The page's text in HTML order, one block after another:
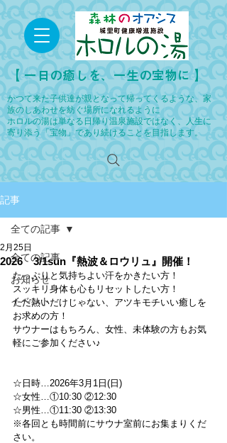
​【 一日の癒しを、一生の宝物に 】
かつて来た子供達が親となって帰ってくるような、家
族のしあわせを紡ぐ場所になれるように
ホロルの湯は単なる日帰り温泉施設ではなく、人生に
寄り添う「宝物」であり続けることを目指します。
記事
全ての記事
お知らせ
イベント
全ての記事
2026 3/1sun『熱波＆ロウリュ』開催！
2月25日
たっぷりと気持ちよい汗をかきたい方！
スッキリ身体も心もリセットしたい方！
ただ熱いだけじゃない、アツキモチいい癒しを
お求めの方！
サウナーはもちろん、女性、未体験の方もお気
軽にご参加ください♪
☆日時…2026年3月1日(日)
☆女性…①10:30 ②12:30
☆男性…①11:30 ②13:30
※各回とも時間前にサウナ室前にお集まりくだ
さい。